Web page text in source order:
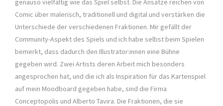
genauso vielfältig wie das Spiel selbst. Die Ansätze reichen von
Comic über malerisch, traditionell und digital und verstärken die
Unterschiede der verschiedenen Fraktionen. Mir gefällt der
Community-Aspekt des Spiels und ich habe selbst beim Spielen
bemerkt, dass dadurch den Illustrator:innen eine Bühne
gegeben wird. Zwei Artists deren Arbeit mich besonders
angesprochen hat, und die ich als Inspiration für das Kartenspiel
auf mein Moodboard gegeben habe, sind die Firma
Conceptopolis und Alberto Tavira. Die Fraktionen, die sie